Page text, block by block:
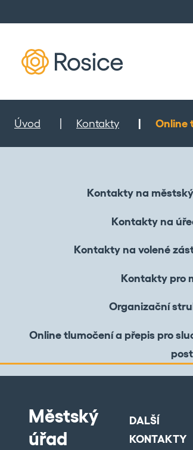
Úvod Kontakty Online
Kontakty na
Kontakty na
Kontakty na volené
Kontakty pro
Organizační
Online tlumočení a přepis pro
Městský
úřad
DALŠÍ
KONTAKTY